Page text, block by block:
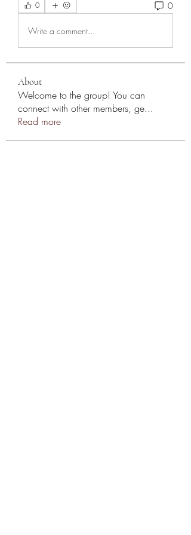
0 0
Write a comment...
About
Welcome to the group! You can
connect with other members, ge...
Read more